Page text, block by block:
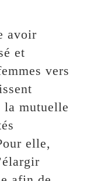
avoir
et
vers
la mutuelle
elle,